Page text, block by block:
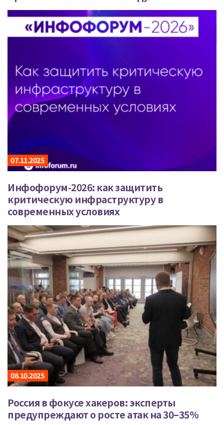
07.11.2025
Инфофорум-2026: как защитить
критическую инфраструктуру в
современных условиях
08.10.2025
Россия в фокусе хакеров: эксперты
предупреждают о росте атак на 30–35%